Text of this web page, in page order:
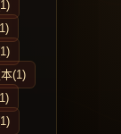
(1)